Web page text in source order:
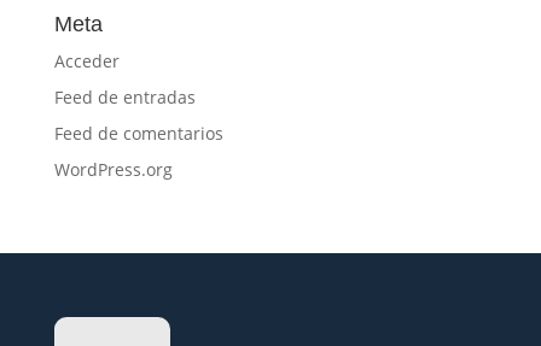
Meta
Acceder
Feed de entradas
Feed de comentarios
WordPress.org